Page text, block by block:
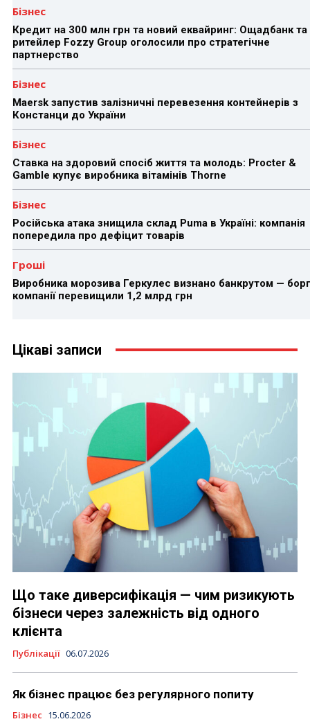
Бізнес
Кредит на 300 млн грн та новий еквайринг: Ощадбанк та
ритейлер Fozzy Group оголосили про стратегічне
партнерство
Бізнес
Maersk запустив залізничні перевезення контейнерів з
Констанци до України
Бізнес
Ставка на здоровий спосіб життя та молодь: Procter &
Gamble купує виробника вітамінів Thorne
Бізнес
Російська атака знищила склад Puma в Україні: компанія
попередила про дефіцит товарів
Гроші
Виробника морозива Геркулес визнано банкрутом —
компанії перевищили 1,2 млрд грн
Цікаві записи
Що таке диверсифікація — чим ризикують
бізнеси через залежність від одного
клієнта
Публікації 06.07.2026
Як бізнес працює без регулярного попиту
Бізнес 15.06.2026